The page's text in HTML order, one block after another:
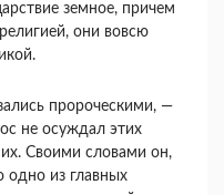
земное, причем
они вовсю
пророче­скими, —
не осуж­дал этих
Свои­ми словами он,
одно из главных